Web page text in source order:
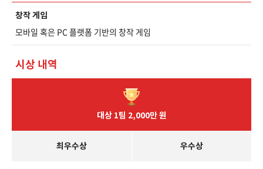
창작 게임
모바일 혹은 PC 플랫폼 기반의 창작 게임
시상 내역
대상 1팀 2,000만 원
최우수상 우수상